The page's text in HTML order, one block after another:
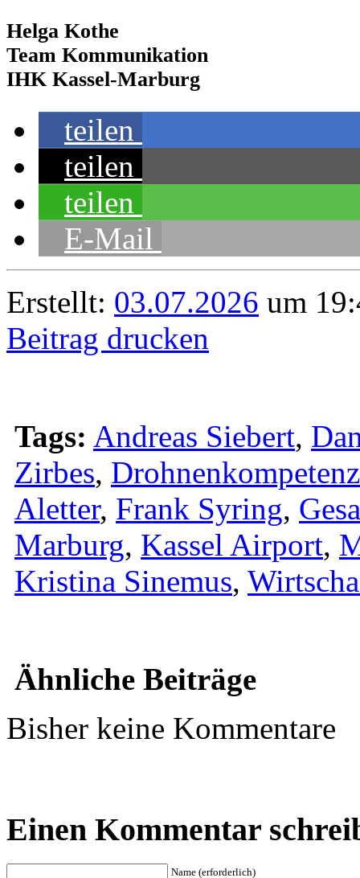
Helga Kothe
Team Kommunikation
IHK Kassel-Marburg
teilen
teilen
teilen
E-Mail
Erstellt: 03.07.2026 um
Beitrag drucken
Tags: Andreas Siebert,
Zirbes,
Aletter, Frank Syring,
Marburg, Kassel Airport,
Kristina Sinemus,
Ähnliche Beiträge
Bisher keine Kommentare
Einen Kommentar
Name (erforderlich)